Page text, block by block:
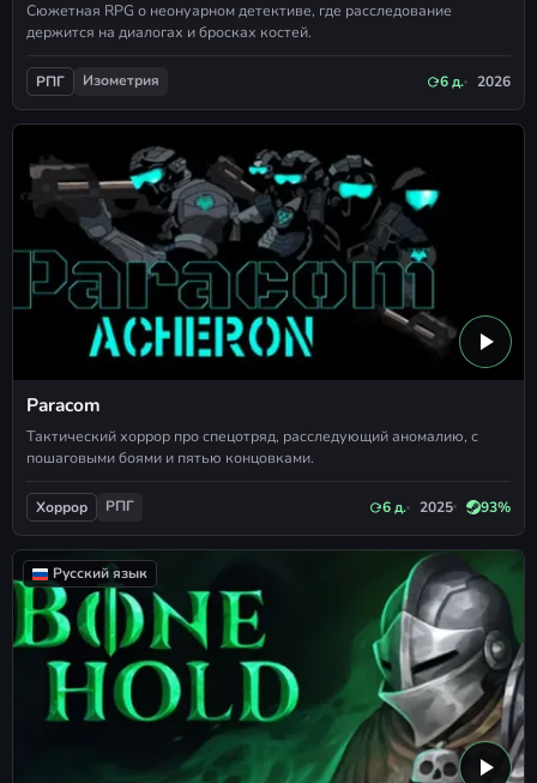
Сюжетная RPG о неонуарном детективе, где расследование
держится на диалогах и бросках костей.
РПГ Изометрия 6 д. 2026
Paracom
Тактический хоррор про спецотряд, расследующий аномалию, с
пошаговыми боями и пятью концовками.
Хоррор РПГ 6 д. 2025 93%
Русский язык